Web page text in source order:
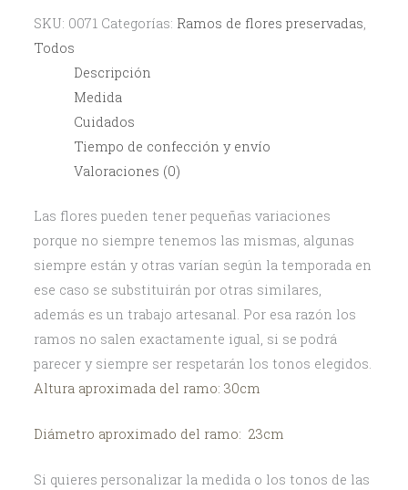
SKU: 0071 Categorías: Ramos de flores preservadas,
Todos
Descripción
Medida
Cuidados
Tiempo de confección y envío
Valoraciones (0)
Las flores pueden tener pequeñas variaciones
porque no siempre tenemos las mismas, algunas
siempre están y otras varían según la temporada en
ese caso se substituirán por otras similares,
además es un trabajo artesanal. Por esa razón los
ramos no salen exactamente igual, si se podrá
parecer y siempre ser respetarán los tonos elegidos.
Altura aproximada del ramo: 30cm
Diámetro aproximado del ramo: 23cm
Si quieres personalizar la medida o los tonos de las